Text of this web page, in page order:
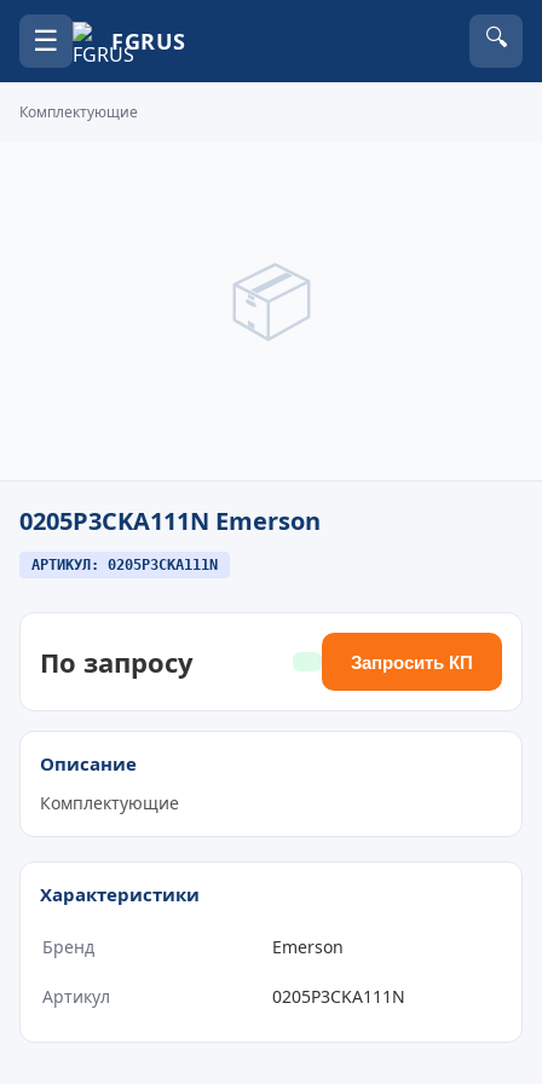
☰ FGRUS 🔍
Комплектующие
📦
0205P3CKA111N Emerson
АРТИКУЛ: 0205P3CKA111N
По запросу Запросить КП
Описание
Комплектующие
Характеристики
Бренд Emerson
Артикул 0205P3CKA111N